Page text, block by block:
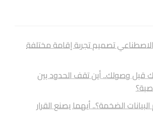
تصميم تجربة إقامة مختلفة
قبل وصولك.. أين تقف الحدود بين
البيانات الضخمة؟.. أيهما يصنع القرار